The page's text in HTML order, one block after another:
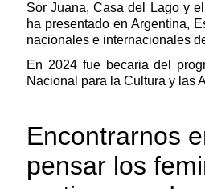
Sor Juana, Casa del Lago y
ha presentado en Argentina,
nacionales e internacionales
En 2024 fue becaria del
Nacional para la Cultura y las